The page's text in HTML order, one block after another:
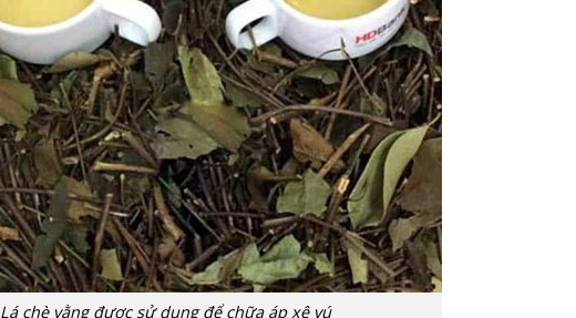
Lá chè vằng được sử dụng để chữa áp xê vú